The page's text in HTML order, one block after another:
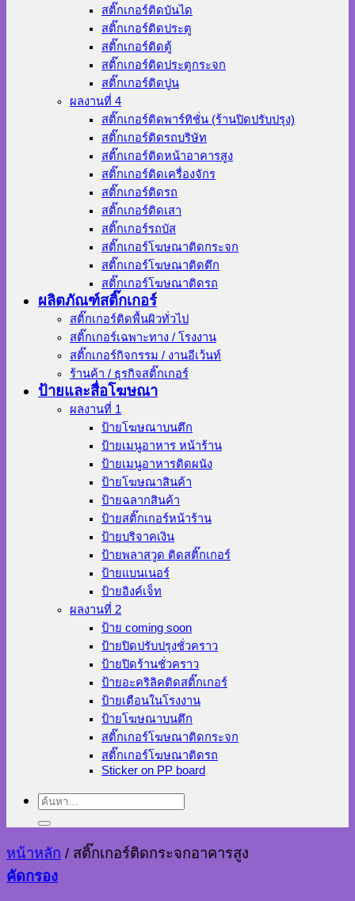
สติ๊กเกอร์ติดบันได
สติ๊กเกอร์ติดประตู
สติ๊กเกอร์ติดตู้
สติ๊กเกอร์ติดประตูกระจก
สติ๊กเกอร์ติดปูน
ผลงานที่ 4
สติ๊กเกอร์ติดพาร์ทิชั่น (ร้านปิดปรับปรุง)
สติ๊กเกอร์ติดรถบริษัท
สติ๊กเกอร์ติดหน้าอาคารสูง
สติ๊กเกอร์ติดเครื่องจักร
สติ๊กเกอร์ติดรถ
สติ๊กเกอร์ติดเสา
สติ๊กเกอร์รถบัส
สติ๊กเกอร์โฆษณาติดกระจก
สติ๊กเกอร์โฆษณาติดตึก
สติ๊กเกอร์โฆษณาติดรถ
ผลิตภัณฑ์สติ๊กเกอร์
สติ๊กเกอร์ติดพื้นผิวทั่วไป
สติ๊กเกอร์เฉพาะทาง / โรงงาน
สติ๊กเกอร์กิจกรรม / งานอีเว้นท์
ร้านค้า / ธุรกิจสติ๊กเกอร์
ป้ายและสื่อโฆษณา
ผลงานที่ 1
ป้ายโฆษณาบนตึก
ป้ายเมนูอาหาร หน้าร้าน
ป้ายเมนูอาหารติดผนัง
ป้ายโฆษณาสินค้า
ป้ายฉลากสินค้า
ป้ายสติ๊กเกอร์หน้าร้าน
ป้ายบริจาคเงิน
ป้ายพลาสวูด ติดสติ๊กเกอร์
ป้ายแบนเนอร์
ป้ายอิงค์เจ็ท
ผลงานที่ 2
ป้าย coming soon
ป้ายปิดปรับปรุงชั่วคราว
ป้ายปิดร้านชั่วคราว
ป้ายอะคริลิคติดสติ๊กเกอร์
ป้ายเตือนในโรงงาน
ป้ายโฆษณาบนตึก
สติ๊กเกอร์โฆษณาติดกระจก
สติ๊กเกอร์โฆษณาติดรถ
Sticker on PP board
ค้นหา:
หน้าหลัก / สติ๊กเกอร์ติดกระจกอาคารสูง
คัดกรอง